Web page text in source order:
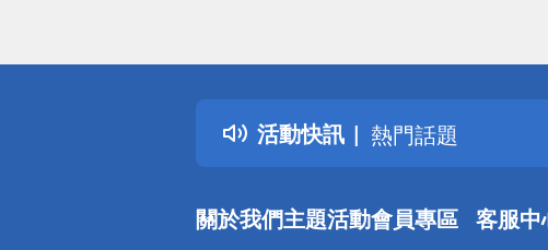
活動快訊
詐騙網頁！請小
得獎公告
熱門話題
銀行優惠
詐騙網頁！請小
關於我們主題活動會員專區 客服中